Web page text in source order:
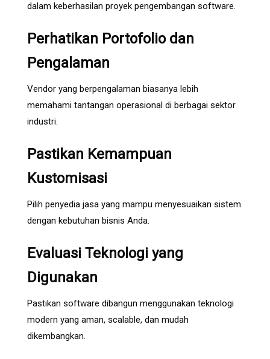
dalam keberhasilan proyek pengembangan software.
Perhatikan Portofolio dan
Pengalaman
Vendor yang berpengalaman biasanya lebih
memahami tantangan operasional di berbagai sektor
industri.
Pastikan Kemampuan
Kustomisasi
Pilih penyedia jasa yang mampu menyesuaikan sistem
dengan kebutuhan bisnis Anda.
Evaluasi Teknologi yang
Digunakan
Pastikan software dibangun menggunakan teknologi
modern yang aman, scalable, dan mudah
dikembangkan.